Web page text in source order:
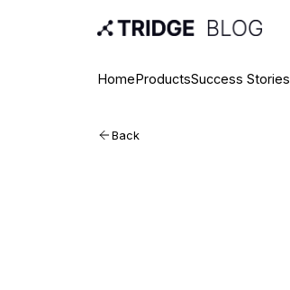
HomeProductsSuccess Stories
Back